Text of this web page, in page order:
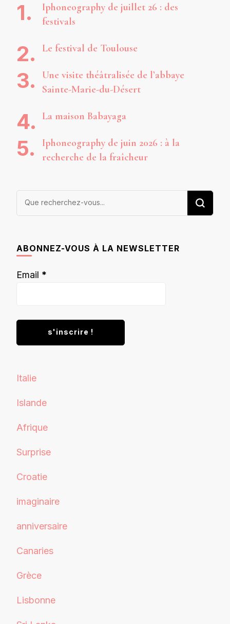
Iphoneography de juillet 26 : des
festivals
Le festival de Toulouse
Une visite théâtralisée de l’abbaye
Sainte-Marie-du-Désert
La maison Babayaga
Iphoneography de juin 2026 : à la
recherche de la fraîcheur
Vous
ABONNEZ-VOUS À LA NEWSLETTER
Email *
Italie
Islande
Afrique
Surprise
Croatie
imaginaire
anniversaire
Canaries
Grèce
Lisbonne